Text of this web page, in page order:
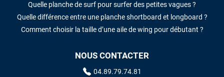
Quelle planche de surf pour surfer des petites vagues ?
Quelle différence entre une planche shortboard et longboard ?
Comment choisir la taille d’une aile de wing pour débutant ?
NOUS CONTACTER
04.89.79.74.81